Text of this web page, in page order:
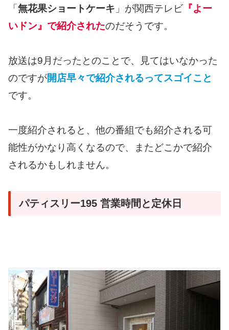
「無花果ショートケーキ 」が関西テレビ 『よー
いドン』で紹介されたのだそうです。
放送は9月だったとのことで、見てはいなかった
のですが開店早々で紹介されるってスゴイこと
です。
一度紹介されると、他の番組でも紹介される可
能性がかなり高くなるので、またどこかで紹介
されるかもしれません。
パティスリー195 営業時間と定休日